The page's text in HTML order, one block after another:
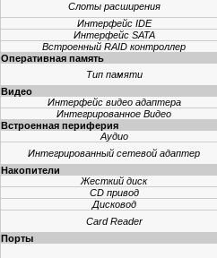
Слоты расширения
Интерфейс IDE
Интерфейс SATA
Встроенный RAID контроллер
Оперативная память
Тип памяти
Видео
Интерфейс видео адаптера
Интегрированное Видео
Встроенная периферия
Аудио
Интегрированный cетевой адаптер
Накопители
Жесткий диск
CD привод
Дисковод
Card Reader
Порты